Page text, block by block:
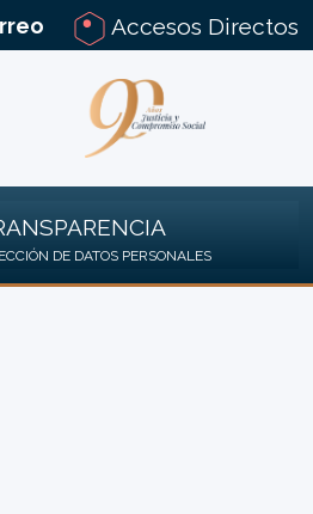
Accesos Directos
DE DATOS PERSONALES